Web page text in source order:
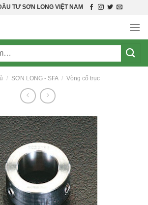
TƯ SƠN LONG VIỆT NAM
/ SƠN LONG - SFA / Vòng cổ trục